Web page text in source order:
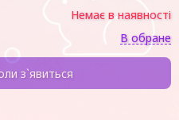
Немає в наявності
В обране
з`явиться